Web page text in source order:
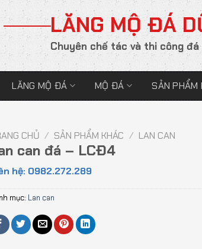
LĂNG MỘ ĐÁ
Chuyên chế tác và thi công đá
LĂNG MỘ ĐÁ MỘ ĐÁ SẢN PHẨM
CHỦ / SẢN PHẨM KHÁC / LAN CAN
can đá – LCĐ4
hệ: 0982.272.289
mục: Lan can